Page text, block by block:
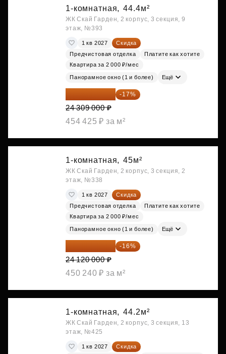
1-комнатная, 44.4м²
ЖК Скай Гарден, 2 корпус, 3 секция, 9
этаж, №393
1 кв 2027
Скидка
Предчистовая отделка
Платите как хотите
Квартира за 2 000 ₽/мес
Панорамное окно (1 и более) Ещё
20 176 470 ₽ -17%
24 309 000 ₽
454 425 ₽ за м²
1-комнатная, 45м²
ЖК Скай Гарден, 2 корпус, 3 секция, 2
этаж, №338
1 кв 2027
Скидка
Предчистовая отделка
Платите как хотите
Квартира за 2 000 ₽/мес
Панорамное окно (1 и более) Ещё
20 260 800 ₽ -16%
24 120 000 ₽
450 240 ₽ за м²
1-комнатная, 44.2м²
ЖК Скай Гарден, 2 корпус, 3 секция, 13
этаж, №425
1 кв 2027
Скидка